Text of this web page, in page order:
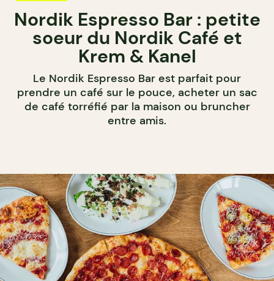
Nordik Espresso Bar : petite
soeur du Nordik Café et
Krem & Kanel
Le Nordik Espresso Bar est parfait pour
prendre un café sur le pouce, acheter un sac
de café torréfié par la maison ou bruncher
entre amis.